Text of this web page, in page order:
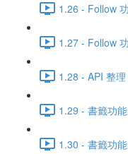
1.26 - Follow
1.27 - Follow
1.28 - API 整
1.29 - 書籤功
1.30 - 書籤功